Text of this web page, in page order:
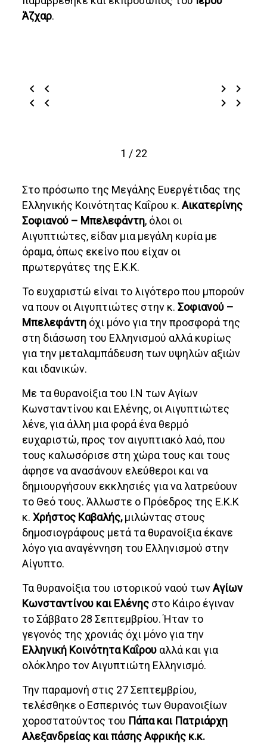
Άζχαρ.
1 / 22
Στο πρόσωπο της Μεγάλης Ευεργέτιδας της
Ελληνικής Κοινότητας Καΐρου κ.Αικατερίνης
Σοφιανού – Μπελεφάντη, όλοι οι
Αιγυπτιώτες, είδαν μια μεγάλη κυρία με
όραμα, όπως εκείνο που είχαν οι
πρωτεργάτες της Ε.Κ.Κ.
Το ευχαριστώ είναι το λιγότερο που μπορούν
να πουν οι Αιγυπτιώτες στην κ.Σοφιανού –
Μπελεφάντη όχι μόνο για την προσφορά της
στη διάσωση του Ελληνισμού αλλά κυρίως
για την μεταλαμπάδευση των υψηλών αξιών
και ιδανικών.
Με τα θυρανοίξια του Ι.Ν των Αγίων
Κωνσταντίνου και Ελένης, οι Αιγυπτιώτες
λένε, για άλλη μια φορά ένα θερμό
ευχαριστώ, προς τον αιγυπτιακό λαό, που
τους καλωσόρισε στη χώρα τους και τους
άφησε να ανασάνουν ελεύθεροι και να
δημιουργήσουν εκκλησιές για να λατρεύουν
το Θεό τους. Άλλωστε ο Πρόεδρος της Ε.Κ.Κ
κ.Χρήστος Καβαλής,μιλώντας στους
δημοσιογράφους μετά τα θυρανοίξια έκανε
λόγο για αναγέννηση του Ελληνισμού στην
Αίγυπτο.
Τα θυρανοίξια του ιστορικού ναού τωνΑγίων
Κωνσταντίνου και Ελένης στο Κάιρο έγιναν
το Σάββατο 28 Σεπτεμβρίου. Ήταν το
γεγονός της χρονιάς όχι μόνο για την
Ελληνική Κοινότητα Καΐρου αλλά και για
ολόκληρο τον Αιγυπτιώτη Ελληνισμό.
Την παραμονή στις 27 Σεπτεμβρίου,
τελέσθηκε ο Εσπερινός των Θυρανοιξίων
χοροστατούντος του Πάπα και Πατριάρχη
Αλεξανδρείας και πάσης Αφρικής κ.κ.